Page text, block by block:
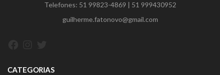
Telefones: 51 99823-4869 | 51 999430952
guilherme.fatonovo@gmail.com
CATEGORIAS